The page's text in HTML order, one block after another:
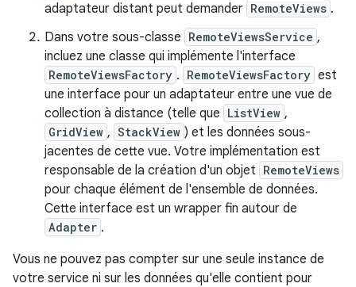
adaptateur distant peut demander RemoteViews .
Dans votre sous-classe RemoteViewsService ,
incluez une classe qui implémente l'interface
RemoteViewsFactory . RemoteViewsFactory est
une interface pour un adaptateur entre une vue de
collection à distance (telle que ListView ,
GridView , StackView ) et les données sous-
jacentes de cette vue. Votre implémentation est
responsable de la création d'un objet RemoteViews
pour chaque élément de l'ensemble de données.
Cette interface est un wrapper fin autour de
Adapter .
Vous ne pouvez pas compter sur une seule instance de
votre service ni sur les données qu'elle contient pour